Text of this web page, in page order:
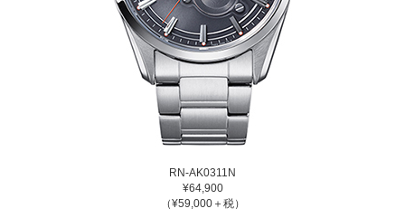
RN-AK0311N
¥64,900
（¥59,000＋税）